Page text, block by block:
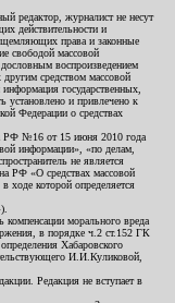
редактор, журналист не несут
действительности и
права и законные
свободой массовой
воспроизведением
средством массовой
государственных,
установлено и привлечено к
Федерации о средствах
РФ №16 от 15 июня 2010 года
информации», «по делам,
не является
РФ «О средствах массовой
ходе которой определяется
морального вреда
в порядке ч.2 ст.152 ГК
Хабаровского
И.И.Куликовой,
Редакция не вступает в